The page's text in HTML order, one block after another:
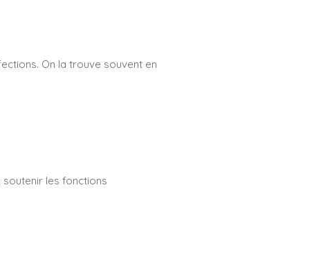
On la trouve souvent en
soutenir les fonctions